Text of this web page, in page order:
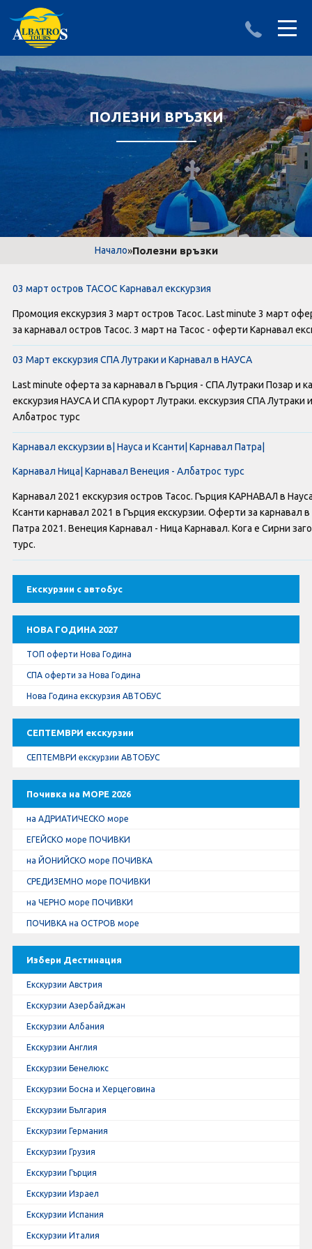
ДЕСТИНАЦИИ
АЛБАНИЯ
ТУРЦИЯ
LAST MINUTE оферти
Оферти За Нова Година
Автобусни Екскурзии
Албатрос Турс
Документи
Лични данни
Общи условия
Стандартен Формуляр
КОНТАКТИ
ИЗПРАТИ ЗАПИТВАНЕ
ПОЛЕЗНИ ВРЪЗКИ
Начало»Полезни връзки
Екскурзии с автобус
НОВА ГОДИНА 2027
ТОП оферти Нова Година
СПА оферти за Нова Година
Нова Година екскурзия АВТОБУС
СЕПТЕМВРИ екскурзии
СЕПТЕМВРИ екскурзии АВТОБУС
Почивка на МОРЕ 2026
на АДРИАТИЧЕСКО море
ЕГЕЙСКО море ПОЧИВКИ
на ЙОНИЙСКО море ПОЧИВКА
СРЕДИЗЕМНО море ПОЧИВКИ
на ЧЕРНО море ПОЧИВКИ
ПОЧИВКА на ОСТРОВ море
Избери Дестинация
Екскурзии Австрия
Екскурзии Азербайджан
Екскурзии Албания
Екскурзии Англия
Екскурзии Бенелюкс
Екскурзии Босна и Херцеговина
Екскурзии България
Екскурзии Германия
Екскурзии Грузия
Екскурзии Гърция
Екскурзии Израел
Екскурзии Испания
Екскурзии Италия
03 март остров ТАСОС Карнавал екскурзия
Промоция екскурзия 3 март остров Тасос. Last minute 3 март
за карнавал остров Тасос. 3 март на Тасос - оферти Карнавал
03 Март екскурзия СПА Лутраки и Карнавал в НАУСА
Last minute оферта за карнавал в Гърция - СПА Лутраки Позар и
екскурзия НАУСА И СПА курорт Лутраки. екскурзия СПА Лутраки
Албатрос турс
Карнавал екскурзии в| Науса и Ксанти| Карнавал Патра|
Карнавал Ница| Карнавал Венеция - Албатрос турс
Карнавал 2021 екскурзия остров Тасос. Гърция КАРНАВАЛ в
Ксанти карнавал 2021 в Гърция екскурзии. Оферти за карнавал
Патра 2021. Венеция Карнавал - Ница Карнавал. Кога е Сирни
турс.